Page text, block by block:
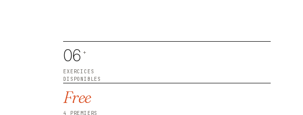
06 +
EXERCICES
DISPONIBLES
Free
4 PREMIERS